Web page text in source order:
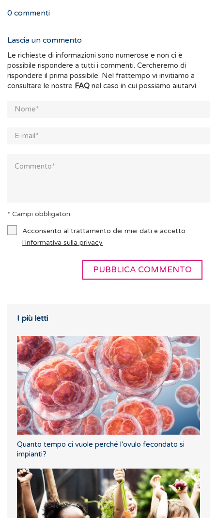
0 commenti
Lascia un commento
Le richieste di informazioni sono numerose e non ci è
possibile rispondere a tutti i commenti. Cercheremo di
rispondere il prima possibile. Nel frattempo vi invitiamo a
consultare le nostre FAQ nel caso in cui possiamo aiutarvi.
* Campi obbligatori
Acconsento al trattamento dei miei dati e accetto
l’informativa sulla privacy
I più letti
Quanto tempo ci vuole perché l'ovulo fecondato si
impianti?